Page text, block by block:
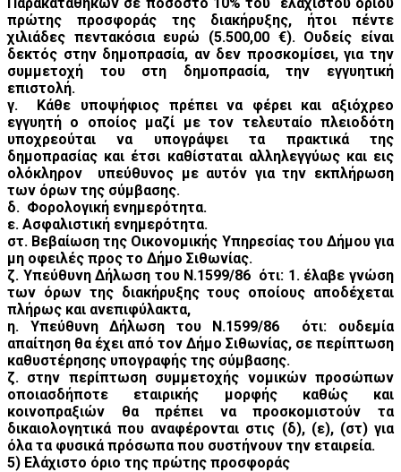
πρώτης προσφοράς της διακήρυξης, ήτοι πέντε
χιλιάδες πεντακόσια ευρώ (5.500,00 €). Ουδείς είναι
δεκτός στην δημοπρασία, αν δεν προσκομίσει, για την
συμμετοχή του στη δημοπρασία, την εγγυητική
επιστολή.
γ. Κάθε υποψήφιος πρέπει να φέρει και αξιόχρεο
εγγυητή ο οποίος μαζί με τον τελευταίο πλειοδότη
υποχρεούται να υπογράψει τα πρακτικά της
δημοπρασίας και έτσι καθίσταται αλληλεγγύως και εις
ολόκληρον υπεύθυνος με αυτόν για την εκπλήρωση
των όρων της σύμβασης.
δ. Φορολογική ενημερότητα.
ε. Ασφαλιστική ενημερότητα.
στ. Βεβαίωση της Οικονομικής Υπηρεσίας του Δήμου για
μη οφειλές προς το Δήμο Σιθωνίας.
ζ. Υπεύθυνη Δήλωση του Ν.1599/86 ότι: 1. έλαβε γνώση
των όρων της διακήρυξης τους οποίους αποδέχεται
πλήρως και ανεπιφύλακτα,
η. Υπεύθυνη Δήλωση του Ν.1599/86 ότι: ουδεμία
απαίτηση θα έχει από τον Δήμο Σιθωνίας, σε περίπτωση
καθυστέρησης υπογραφής της σύμβασης.
ζ. στην περίπτωση συμμετοχής νομικών προσώπων
οποιασδήποτε εταιρικής μορφής καθώς και
κοινοπραξιών θα πρέπει να προσκομιστούν τα
δικαιολογητικά που αναφέρονται στις (δ), (ε), (στ) για
όλα τα φυσικά πρόσωπα που συστήνουν την εταιρεία.
5) Ελάχιστο όριο της πρώτης προσφοράς